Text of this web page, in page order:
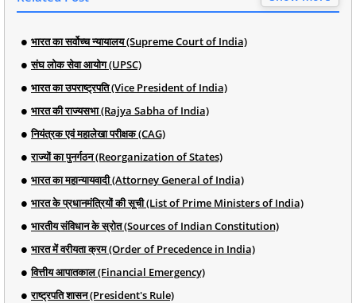
भारत का सर्वोच्च न्यायालय (Supreme Court of India)
संघ लोक सेवा आयोग (UPSC)
भारत का उपराष्ट्रपति (Vice President of India)
भारत की राज्यसभा (Rajya Sabha of India)
नियंत्रक एवं महालेखा परीक्षक (CAG)
राज्यों का पुनर्गठन (Reorganization of States)
भारत का महान्यायवादी (Attorney General of India)
भारत के प्रधानमंत्रियों की सूची (List of Prime Ministers of India)
भारतीय संविधान के स्रोत (Sources of Indian Constitution)
भारत में वरीयता क्रम (Order of Precedence in India)
वित्तीय आपातकाल (Financial Emergency)
राष्ट्रपति शासन (President's Rule)